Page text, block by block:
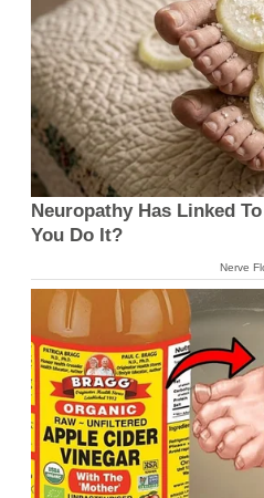
Neuropathy Has Linked
You Do It?
Nerve